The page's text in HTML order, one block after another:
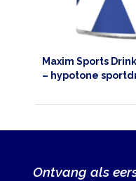
Maxim Sports
– hypotone
Ontvang als